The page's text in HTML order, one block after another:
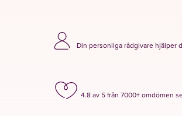
Din personliga rådgivare hjälper
4.8 av 5 från 7000+ omdömen